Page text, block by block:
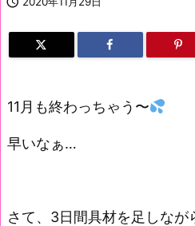
11月も終わっちゃう〜
早いなぁ…
さて、3日間具材を足しなが